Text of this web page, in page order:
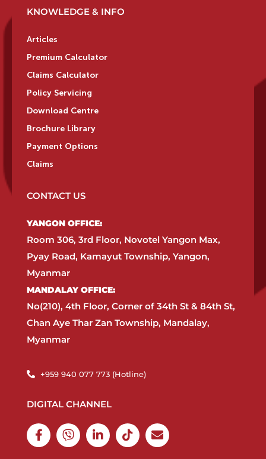
KNOWLEDGE & INFO
Articles
Premium Calculator
Claims Calculator
Policy Servicing
Download Centre
Brochure Library
Payment Options
Claims
CONTACT US
YANGON OFFICE:​
Room 306, 3rd Floor, Novotel Yangon Max,
Pyay Road, Kamayut Township, Yangon,
Myanmar​
MANDALAY OFFICE:​
No(210), 4th Floor, Corner of 34th St & 84th St,
Chan Aye Thar Zan Township, Mandalay,
Myanmar
+959 940 077 773 (Hotline)​
DIGITAL CHANNEL